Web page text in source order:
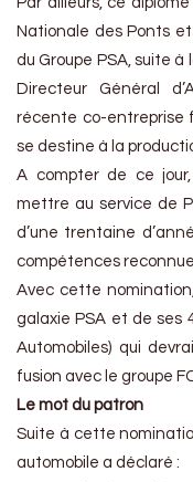
Nationale des Ponts
du Groupe PSA, suite
Directeur Général
récente co-entreprise
se destine à la
A compter de ce
mettre au service de
d’une trentaine
compétences
Avec cette
galaxie PSA et de ses
Automobiles) qui
fusion avec le groupe
Le mot du patron
Suite à cette
automobile a déclaré :